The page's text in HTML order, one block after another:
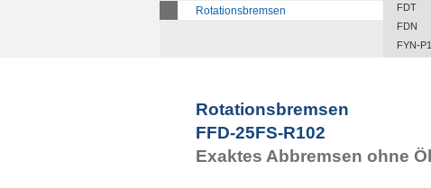
Rotationsbremsen
FDT
FDN
FYN-P1
Rotationsbremsen
FFD-25FS-R102
Exaktes Abbremsen ohne Öl